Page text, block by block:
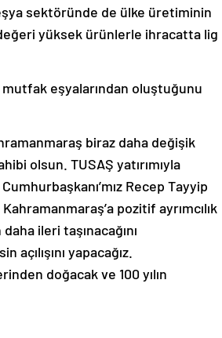
sektöründe de ülke üretiminin
yüksek ürünlerle ihracatta lig
mutfak eşyalarından oluştuğunu
biraz daha değişik
olsun. TUSAŞ yatırımıyla
Recep Tayyip
pozitif ayrımcılık
ileri taşınacağını
yapacağız.
doğacak ve 100 yılın